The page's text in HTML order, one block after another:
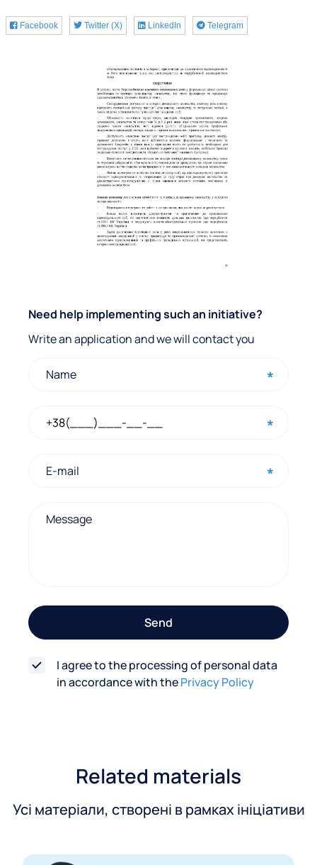
Facebook Twitter (X) LinkedIn Telegram
Q
u
o
m
Need help implementing such an initiative?
Write an application and we will contact you
Send
I agree to the processing of personal data
in accordance with thePrivacy Policy
Related materials
Усі матеріали, створені в рамках ініціативи